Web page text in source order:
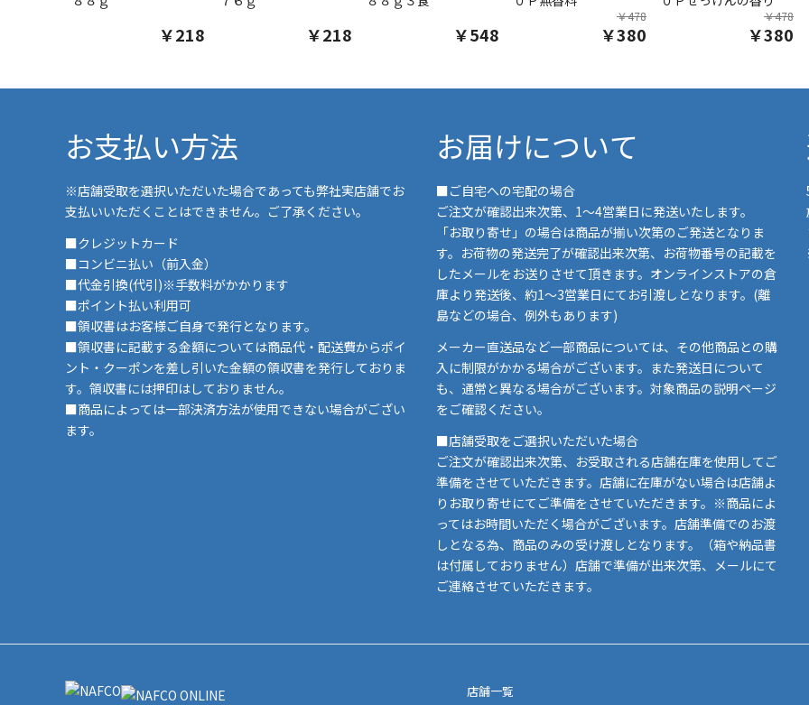
￥218 ￥218 ￥548
￥478
￥380
￥478
￥380
お支払い方法
※店舗受取を選択いただいた場合であっても弊社実店舗でお
支払いいただくことはできません。ご了承ください。
■クレジットカード
■コンビニ払い（前入金）
■代金引換(代引)※手数料がかかります
■ポイント払い利用可
■領収書はお客様ご自身で発行となります。
■領収書に記載する金額については商品代・配送費からポイ
ント・クーポンを差し引いた金額の領収書を発行しておりま
す。領収書には押印はしておりません。
■商品によっては一部決済方法が使用できない場合がござい
ます。
お届けについて
■ご自宅への宅配の場合
ご注文が確認出来次第、1～4営業日に発送いたします。
「お取り寄せ」の場合は商品が揃い次第のご発送となりま
す。お荷物の発送完了が確認出来次第、お荷物番号の記載を
したメールをお送りさせて頂きます。オンラインストアの倉
庫より発送後、約1～3営業日にてお引渡しとなります。(離
島などの場合、例外もあります)
メーカー直送品など一部商品については、その他商品との購
入に制限がかかる場合がございます。また発送日について
も、通常と異なる場合がございます。対象商品の説明ページ
をご確認ください。
■店舗受取をご選択いただいた場合
ご注文が確認出来次第、お受取される店舗在庫を使用してご
準備をさせていただきます。店舗に在庫がない場合は店舗よ
りお取り寄せにてご準備をさせていただきます。※商品によ
ってはお時間いただく場合がございます。店舗準備でのお渡
しとなる為、商品のみの受け渡しとなります。（箱や納品書
は付属しておりません）店舗で準備が出来次第、メールにて
ご連絡させていただきます。
店舗一覧